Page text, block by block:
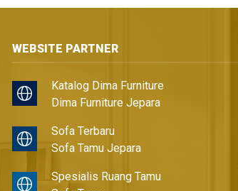
WEBSITE PARTNER
Katalog Dima Furniture
Dima Furniture Jepara
Sofa Terbaru
Sofa Tamu Jepara
Spesialis Ruang Tamu